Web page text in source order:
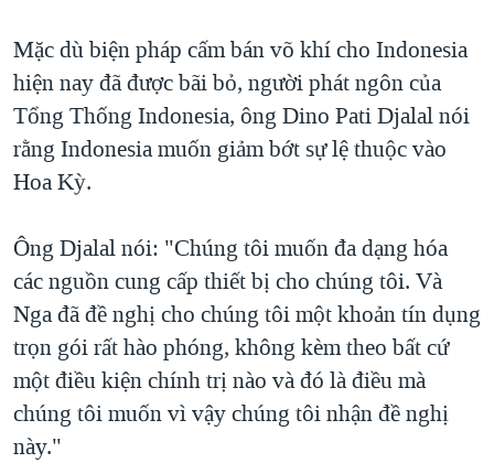
Mặc dù biện pháp cấm bán võ khí cho Indonesia
hiện nay đã được bãi bỏ, người phát ngôn của
Tổng Thống Indonesia, ông Dino Pati Djalal nói
rằng Indonesia muốn giảm bớt sự lệ thuộc vào
Hoa Kỳ.
Ông Djalal nói: "Chúng tôi muốn đa dạng hóa
các nguồn cung cấp thiết bị cho chúng tôi. Và
Nga đã đề nghị cho chúng tôi một khoản tín dụng
trọn gói rất hào phóng, không kèm theo bất cứ
một điều kiện chính trị nào và đó là điều mà
chúng tôi muốn vì vậy chúng tôi nhận đề nghị
này."